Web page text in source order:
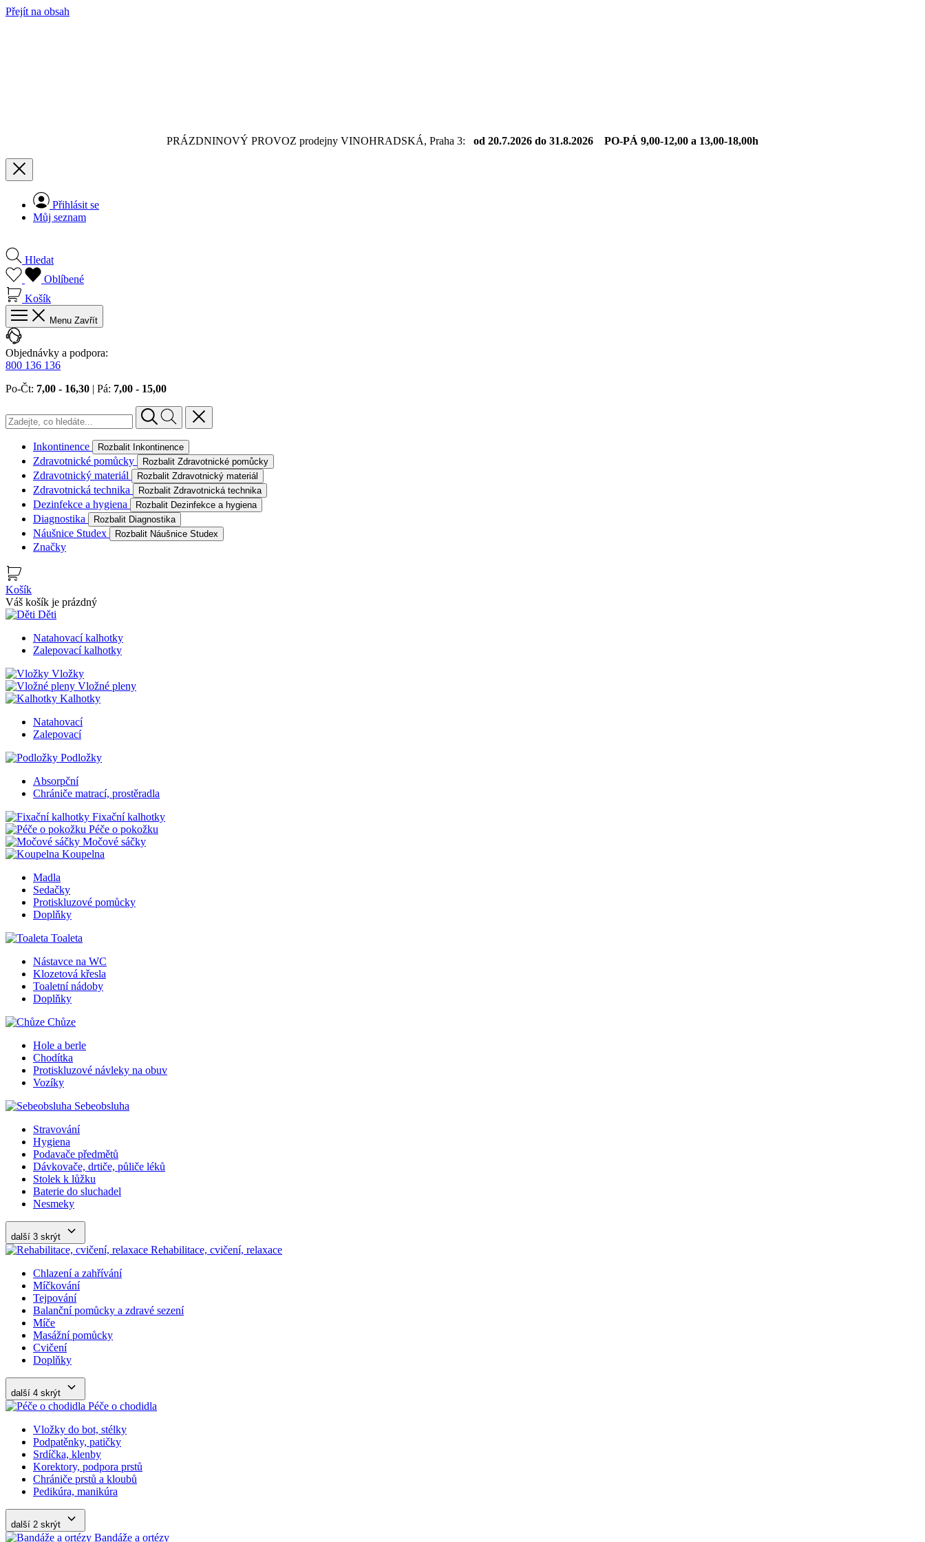
Přejít na obsah
PRÁZDNINOVÝ PROVOZ prodejny VINOHRADSKÁ, Praha 3: od 20.7.2026 do 31.8.2026 PO-PÁ 9,00-12,00 a 13,00-18,00h
Přihlásit se
Můj seznam
Hledat
Oblíbené
Košík
Menu Zavřít
Objednávky a podpora:
800 136 136
Po‐Čt: 7,00 ‐ 16,30 | Pá: 7,00 ‐ 15,00
Inkontinence Rozbalit Inkontinence
Zdravotnické pomůcky Rozbalit Zdravotnické pomůcky
Zdravotnický materiál Rozbalit Zdravotnický materiál
Zdravotnická technika Rozbalit Zdravotnická technika
Dezinfekce a hygiena Rozbalit Dezinfekce a hygiena
Diagnostika Rozbalit Diagnostika
Náušnice Studex Rozbalit Náušnice Studex
Značky
Košík
Váš košík je prázdný
Děti
Natahovací kalhotky
Zalepovací kalhotky
Vložky
Vložné pleny
Kalhotky
Natahovací
Zalepovací
Podložky
Absorpční
Chrániče matrací, prostěradla
Fixační kalhotky
Péče o pokožku
Močové sáčky
Koupelna
Madla
Sedačky
Protiskluzové pomůcky
Doplňky
Toaleta
Nástavce na WC
Klozetová křesla
Toaletní nádoby
Doplňky
Chůze
Hole a berle
Chodítka
Protiskluzové návleky na obuv
Vozíky
Sebeobsluha
Stravování
Hygiena
Podavače předmětů
Dávkovače, drtiče, půliče léků
Stolek k lůžku
Baterie do sluchadel
Nesmeky
další 3 skrýt
Rehabilitace, cvičení, relaxace
Chlazení a zahřívání
Míčkování
Tejpování
Balanční pomůcky a zdravé sezení
Míče
Masážní pomůcky
Cvičení
Doplňky
další 4 skrýt
Péče o chodidla
Vložky do bot, stélky
Podpatěnky, patičky
Srdíčka, klenby
Korektory, podpora prstů
Chrániče prstů a kloubů
Pedikúra, manikúra
další 2 skrýt
Bandáže a ortézy